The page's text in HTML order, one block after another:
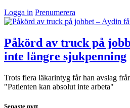
Logga in Prenumerera
Påkörd av truck på
inte längre sjukpenning
Trots flera läkarintyg får han avslag
"Patienten kan absolut inte arbeta"
Senaste nytt